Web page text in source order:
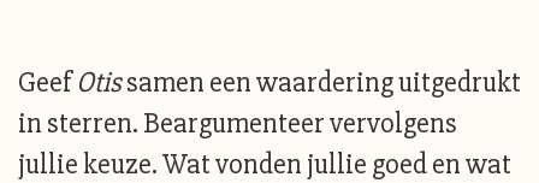
GeefOtissamen een waardering uitgedrukt
in sterren. Beargumenteer vervolgens
jullie keuze. Wat vonden jullie goed en wat